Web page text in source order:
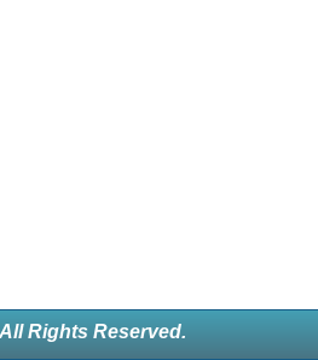
Rights Reserved.